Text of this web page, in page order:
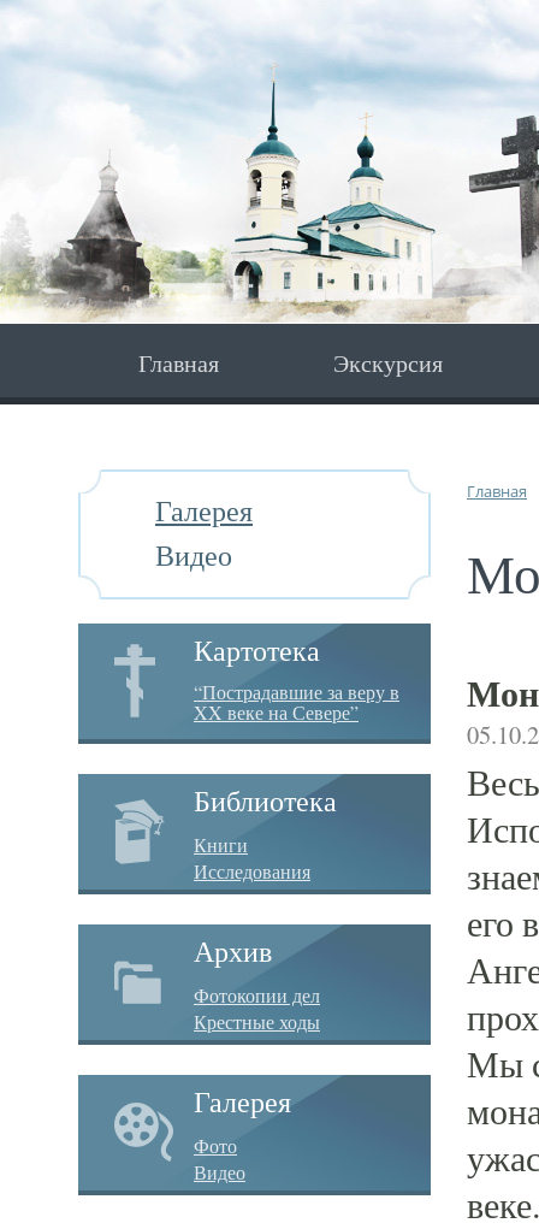
Главная Экскурсия
Галерея
Видео
Картотека
“Пострадавшие за веру в
XX веке на Севере”
Библиотека
Книги
Исследования
Архив
Фотокопии дел
Крестные ходы
Галерея
Фото
Видео
Главная
его
Мы
веке.